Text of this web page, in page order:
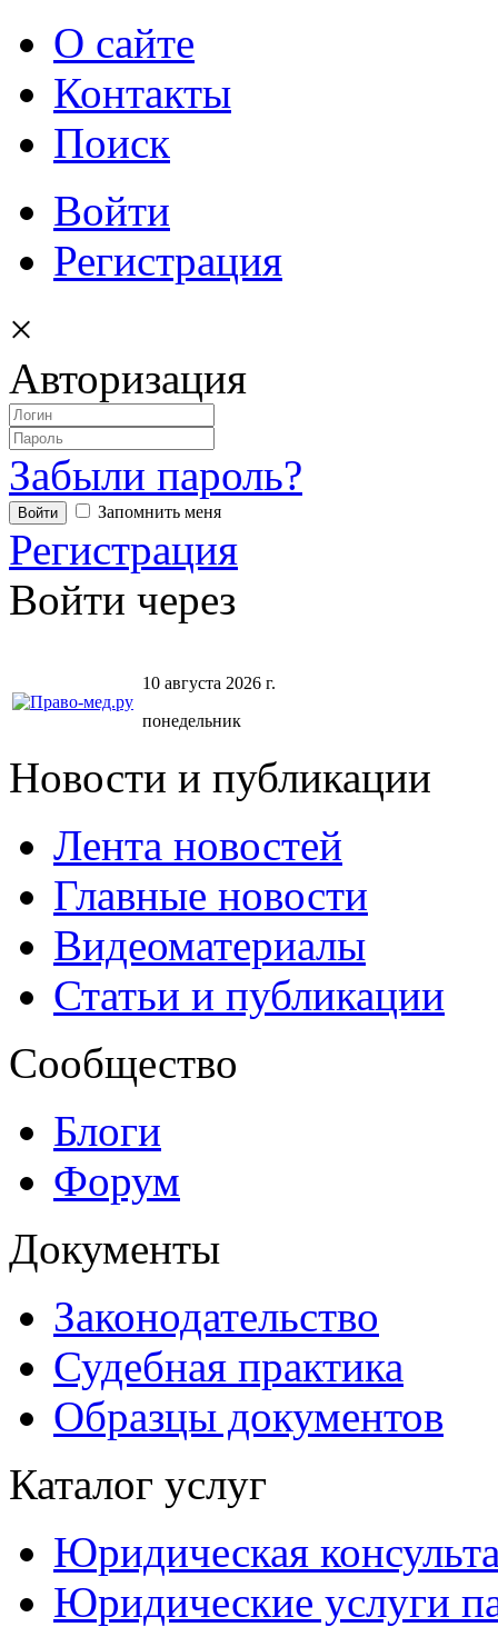
О сайте
Контакты
Поиск
Войти
Регистрация
×
Авторизация
Забыли пароль?
Запомнить меня
Регистрация
Войти через
10 августа 2026 г.
понедельник
Новости и публикации
Лента новостей
Главные новости
Видеоматериалы
Статьи и публикации
Сообщество
Блоги
Форум
Документы
Законодательство
Судебная практика
Образцы документов
Каталог услуг
Юридическая
Юридические услуги